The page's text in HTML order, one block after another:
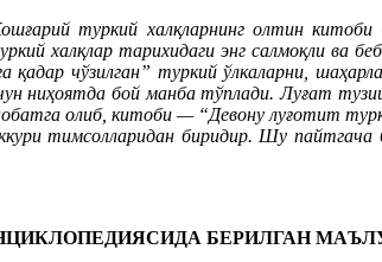
туркий халқларнинг олтин
халқлар тарихидаги энг салмоқли
чўзилган” туркий ўлкаларни,
ниҳоятда бой манба тўплади. Луғат
олиб, китоби — “Девону луғотит
тимсолларидан биридир. Шу
БЕРИЛГАН